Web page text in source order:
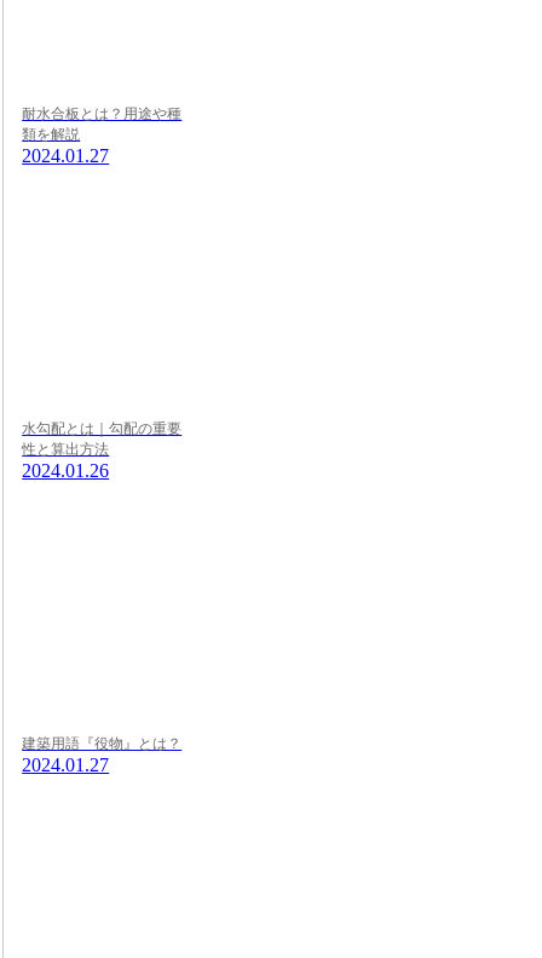
耐水合板とは？用途や種
類を解説
2024.01.27
水勾配とは｜勾配の重要
性と算出方法
2024.01.26
建築用語『役物』とは？
2024.01.27